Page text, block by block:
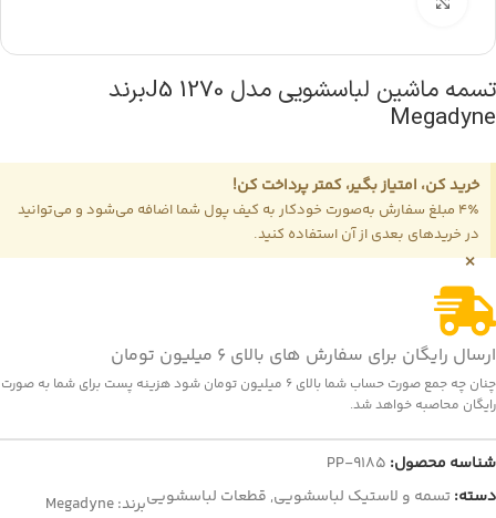
تسمه ماشین لباسشویی مدل 1270 J5برند
Megadyne
خرید کن، امتیاز بگیر، کمتر پرداخت کن!
4٪ مبلغ سفارش به‌صورت خودکار به کیف پول شما اضافه می‌شود و می‌توانید
در خریدهای بعدی از آن استفاده کنید.
×
ارسال رایگان برای سفارش های بالای 6 میلیون تومان
چنان چه جمع صورت حساب شما بالای 6 میلیون تومان شود هزینه پست برای شما به صورت
رایگان محاصبه خواهد شد.
شناسه محصول: PP-9185
دسته:تسمه و لاستیک لباسشویی, قطعات لباسشوییبرند:Megadyne